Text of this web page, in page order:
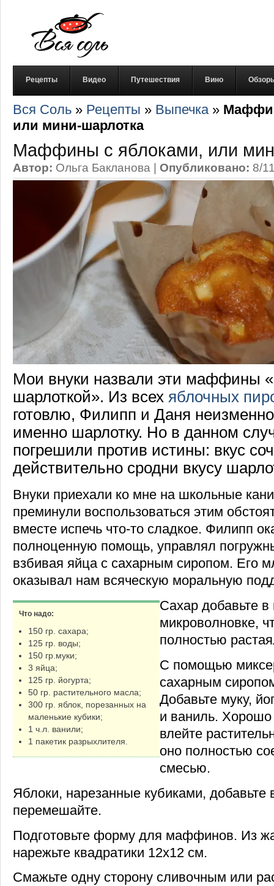
Рецепты Видео Путешествия Вино
Вся Соль » Рецепты » Выпечка»
или мини-шарлотка
Маффины с яблоками, или
Автор: Ольга Бакланова | Опубликовано: 8/
Мои внуки назвали эти маффины
шарлоткой». Из всех яблочных
готовлю, Филипп и Даня
именно шарлотку. Но в данном
погрешили против истины: вкус
действительно сродни вкусу
Внуки приехали ко мне на школьные
преминули воспользоваться этим
вместе испечь что-то сладкое. Филипп
полноценную помощь, управлял
взбивая яйца с сахарным сиропом. Его
оказывал нам всяческую моральную
Что надо:
150 гр. сахара;
125 гр. воды;
150 гр.муки;
3 яйца;
125 гр. йогурта;
50 гр. растительного масла;
300 гр. яблок, порезанных на
маленькие кубики;
1 ч.л. ванили;
1 пакетик разрыхлителя.
Сахар добавьте в
микроволновке,
полностью
С помощью
сахарным
Добавьте муку,
и ваниль.
влейте
оно полностью
смесью.
Яблоки, нарезанные кубиками, добавьте
перемешайте.
Подготовьте форму для маффинов. Из
нарежьте квадратики 12х12 см.
Смажьте одну сторону сливочным или